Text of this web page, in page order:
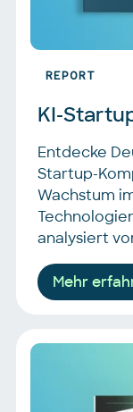
REPORT
KI-
Entdecke
Startup-
Wachstum
analysiert
Mehr